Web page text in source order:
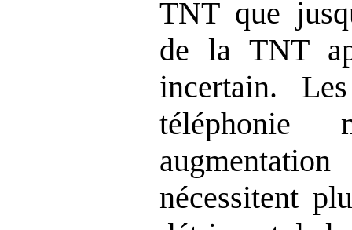
TNT que
de la TNT
incertain.
nécessitent